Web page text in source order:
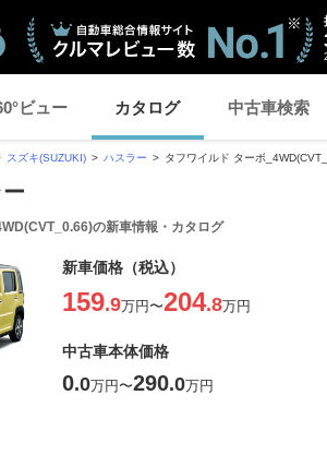
ビュー カタログ 中古車検索
スズキ(SUZUKI) ハスラー タフワイルド ターボ
の新車情報・カタログ
新車価格（税込）
159.9万円〜204.8万円
中古車本体価格
0.0万円〜290.0万円